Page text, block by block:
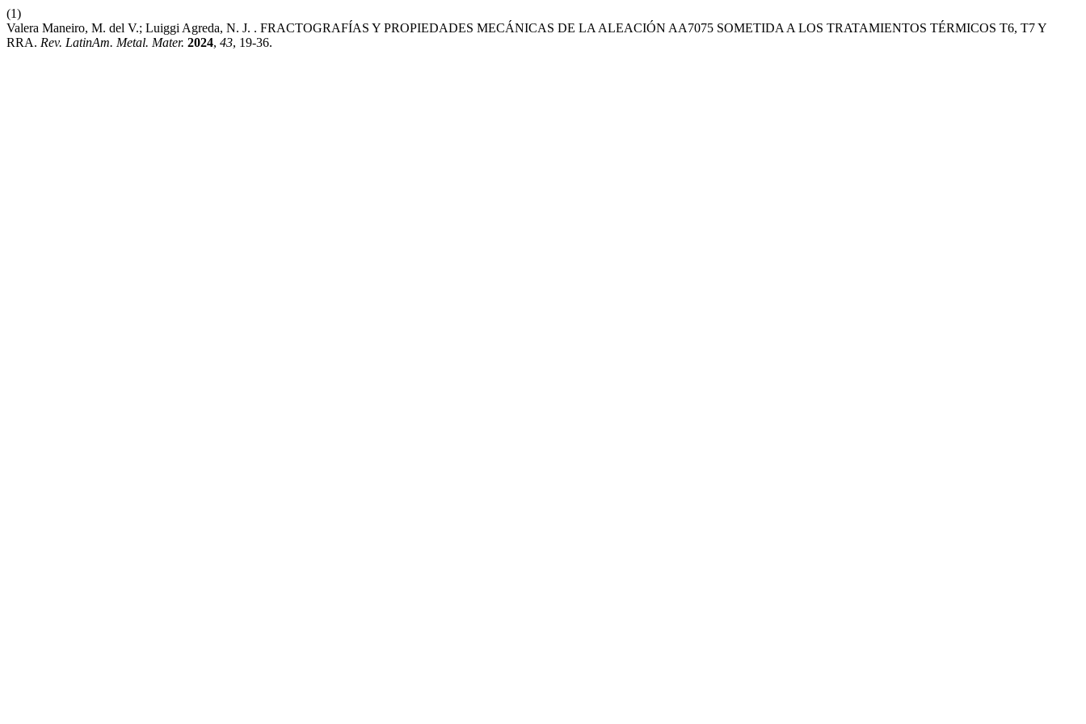
(1)
Valera Maneiro, M. del V.; Luiggi Agreda, N. J. . FRACTOGRAFÍAS Y PROPIEDADES MECÁNICAS DE LA ALEACIÓN AA7075 SOMETIDA A LOS TRATAMIENTOS TÉRMICOS T6, T7 Y
RRA. Rev. LatinAm. Metal. Mater. 2024, 43, 19-36.